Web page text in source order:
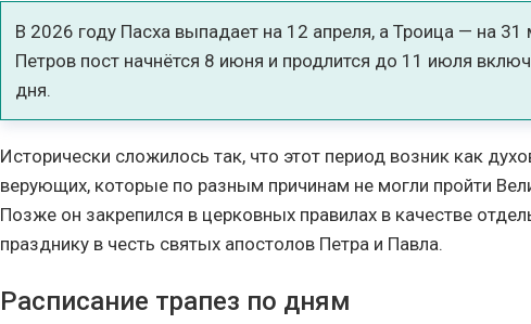
В 2026 году Пасха выпадает на 12 апреля, а Троица — на
Петров пост начнётся 8 июня и продлится до 11 июля
дня.
Исторически сложилось так, что этот период возник как
верующих, которые по разным причинам не могли пройти
Позже он закрепился в церковных правилах в качестве
празднику в честь святых апостолов Петра и Павла.
Расписание трапез по дням